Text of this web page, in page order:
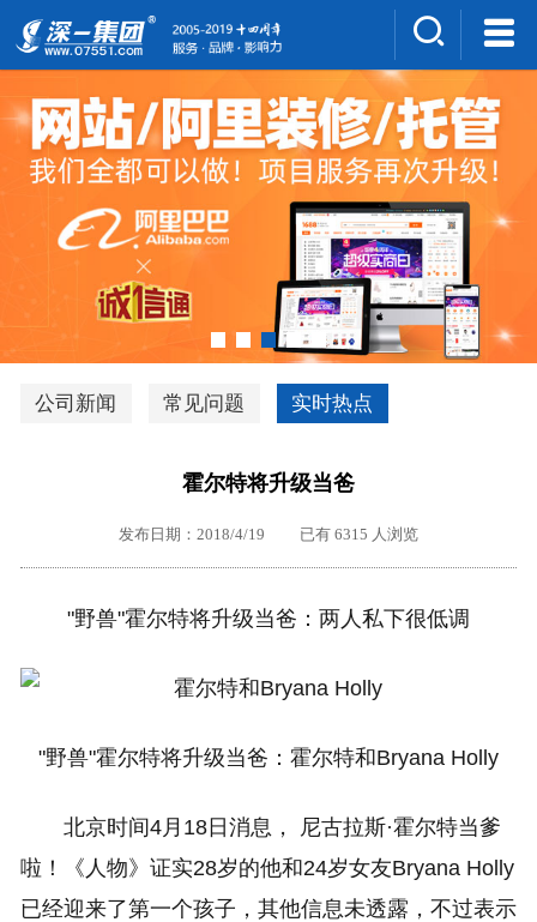
集团介绍
人才招聘
案例展示
新闻中心
深一风采
联系我们
深优通系统V3.0
深一集团优势
外地客户专栏
公司新闻 常见问题 实时热点
霍尔特将升级当爸
发布日期：2018/4/19 已有 6315 人浏览
"野兽"霍尔特将升级当爸：两人私下很低调
"野兽"霍尔特将升级当爸：霍尔特和Bryana Holly
北京时间4月18日消息， 尼古拉斯·霍尔特当爹
啦！《人物》证实28岁的他和24岁女友Bryana Holly
已经迎来了第一个孩子，其他信息未透露，不过表示